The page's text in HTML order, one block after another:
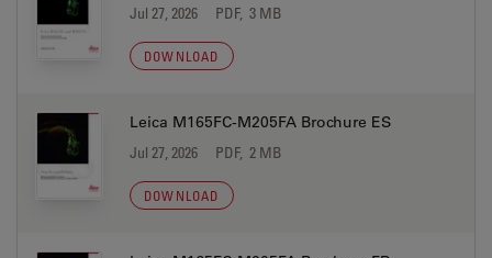
Jul 27, 2026 PDF, 3 MB
DOWNLOAD
Leica M165FC-M205FA Brochure ES
Jul 27, 2026 PDF, 2 MB
DOWNLOAD